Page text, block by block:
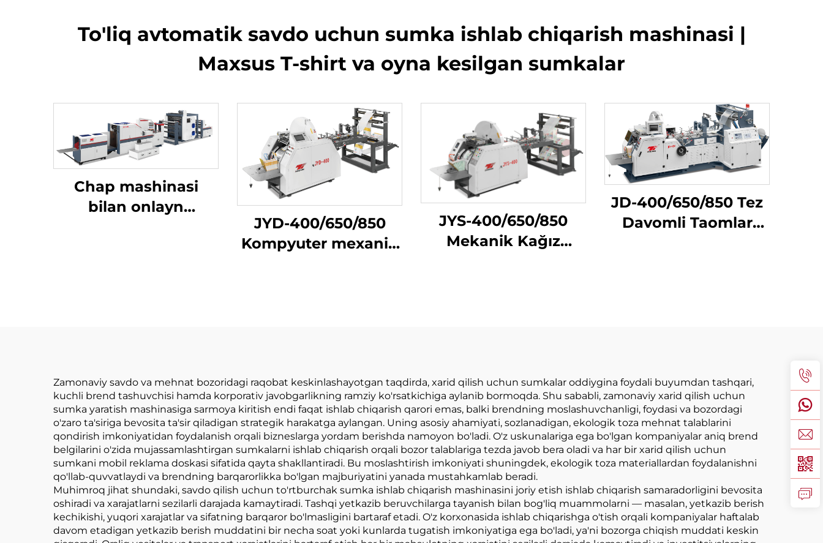
To'liq avtomatik savdo uchun sumka ishlab chiqarish mashinasi |
Maxsus T-shirt va oyna kesilgan sumkalar
Chap mashinasi
bilan onlayn
JYD-400/650/850
Kompyuter mexanik
JYS-400/650/850
Mekanik Kağız
JD-400/650/850 Tez
Davomli Taomlar
Zamonaviy savdo va mehnat bozoridagi raqobat keskinlashayotgan taqdirda, xarid qilish uchun sumkalar oddiygina foydali buyumdan tashqari,
kuchli brend tashuvchisi hamda korporativ javobgarlikning ramziy ko'rsatkichiga aylanib bormoqda. Shu sababli, zamonaviy xarid qilish uchun
sumka yaratish mashinasiga sarmoya kiritish endi faqat ishlab chiqarish qarori emas, balki brendning moslashuvchanligi, foydasi va bozordagi
o'zaro ta'siriga bevosita ta'sir qiladigan strategik harakatga aylangan. Uning asosiy ahamiyati, sozlanadigan, ekologik toza mehnat talablarini
qondirish imkoniyatidan foydalanish orqali bizneslarga yordam berishda namoyon bo'ladi. O'z uskunalariga ega bo'lgan kompaniyalar aniq brend
belgilarini o'zida mujassamlashtirgan sumkalarni ishlab chiqarish orqali bozor talablariga tezda javob bera oladi va har bir xarid qilish uchun
sumkani mobil reklama doskasi sifatida qayta shakllantiradi. Bu moslashtirish imkoniyati shuningdek, ekologik toza materiallardan foydalanishni
qo'llab-quvvatlaydi va brendning barqarorlikka bo'lgan majburiyatini yanada mustahkamlab beradi.
Muhimroq jihat shundaki, savdo qilish uchun to'rtburchak sumka ishlab chiqarish mashinasini joriy etish ishlab chiqarish samaradorligini bevosita
oshiradi va xarajatlarni sezilarli darajada kamaytiradi. Tashqi yetkazib beruvchilarga tayanish bilan bog'liq muammolarni — masalan, yetkazib berish
kechikishi, yuqori xarajatlar va sifatning barqaror bo'lmasligini bartaraf etadi. O'z korxonasida ishlab chiqarishga o'tish orqali kompaniyalar haftalab
davom etadigan yetkazib berish muddatini bir necha soat yoki kunlarda tugatish imkoniyatiga ega bo'ladi, ya'ni bozorga chiqish muddati keskin